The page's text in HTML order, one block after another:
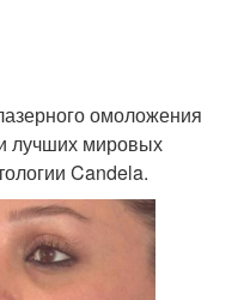
омоложения
лучших мировых
Candela.